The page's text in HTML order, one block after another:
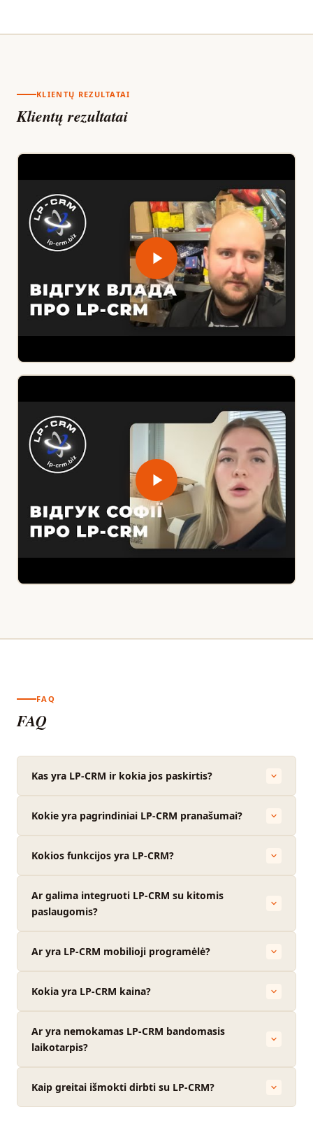
KLIENTŲ REZULTATAI
Klientų rezultatai
FAQ
FAQ
Kas yra LP-CRM ir kokia jos paskirtis?
Kokie yra pagrindiniai LP-CRM pranašumai?
Kokios funkcijos yra LP-CRM?
Ar galima integruoti LP-CRM su kitomis
paslaugomis?
Ar yra LP-CRM mobilioji programėlė?
Kokia yra LP-CRM kaina?
Ar yra nemokamas LP-CRM bandomasis
laikotarpis?
Kaip greitai išmokti dirbti su LP-CRM?